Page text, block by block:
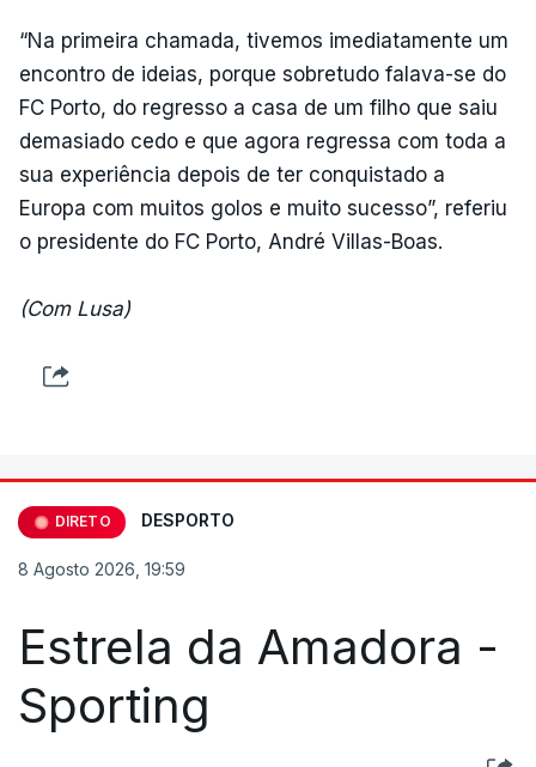
“Na primeira chamada, tivemos imediatamente um
encontro de ideias, porque sobretudo falava-se do
FC Porto, do regresso a casa de um filho que saiu
demasiado cedo e que agora regressa com toda a
sua experiência depois de ter conquistado a
Europa com muitos golos e muito sucesso”, referiu
o presidente do FC Porto, André Villas-Boas.
(Com Lusa)
DIRETO DESPORTO
8 Agosto 2026, 19:59
Estrela da Amadora -
Sporting